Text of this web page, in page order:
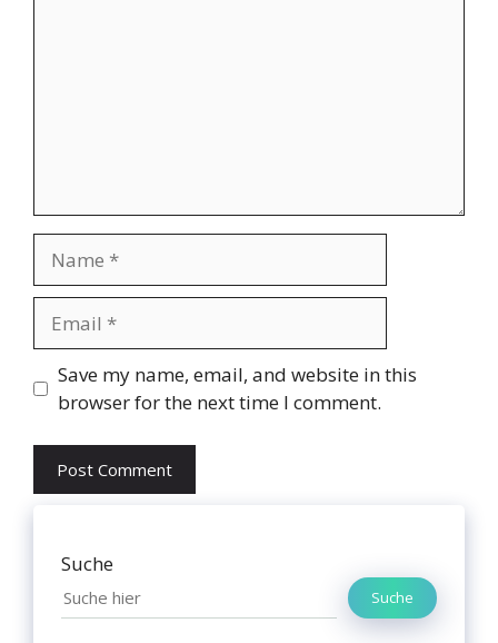
Website
Save my name, email, and website in this
browser for the next time I comment.
Suche
Suche